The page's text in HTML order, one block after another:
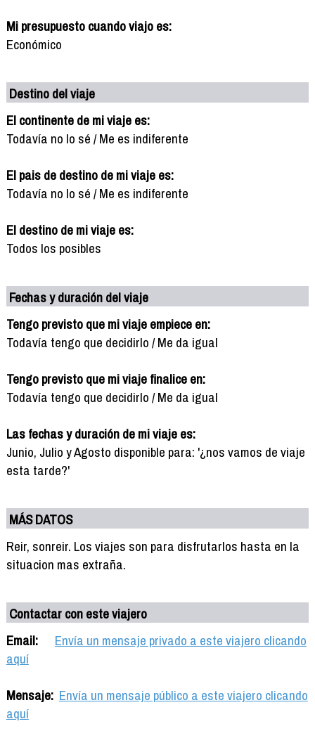
Mi presupuesto cuando viajo es:
Económico
Destino del viaje
El continente de mi viaje es:
Todavía no lo sé / Me es indiferente
El pais de destino de mi viaje es:
Todavía no lo sé / Me es indiferente
El destino de mi viaje es:
Todos los posibles
Fechas y duración del viaje
Tengo previsto que mi viaje empiece en:
Todavía tengo que decidirlo / Me da igual
Tengo previsto que mi viaje finalice en:
Todavía tengo que decidirlo / Me da igual
Las fechas y duración de mi viaje es:
Junio, Julio y Agosto disponible para: '¿nos vamos de viaje
esta tarde?'
MÁS DATOS
Reir, sonreir. Los viajes son para disfrutarlos hasta en la
situacion mas extraña.
Contactar con este viajero
Email:
Envía un mensaje privado a este viajero clicando
aquí
Mensaje: Envía un mensaje público a este viajero clicando
aquí